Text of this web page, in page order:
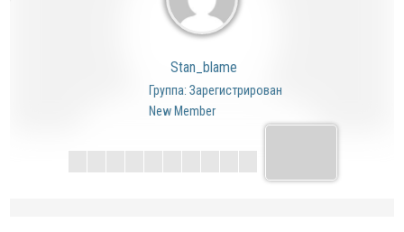
Stan_blame
Группа: Зарегистрирован
New Member